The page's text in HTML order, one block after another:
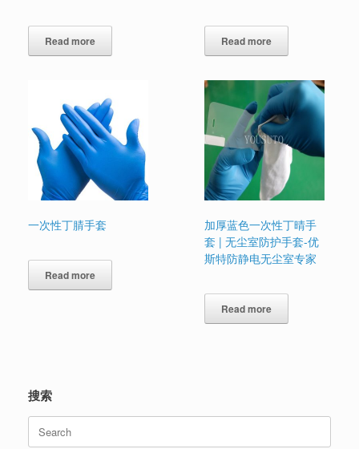
Read more Read more
一次性丁腈手套
Read more
加厚蓝色一次性丁晴手
套 | 无尘室防护手套-优
斯特防静电无尘室专家
Read more
搜索
for: